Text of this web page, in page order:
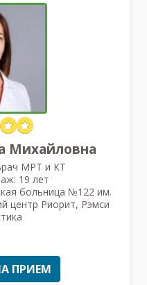
Михайловна
МРТ и КТ
19 лет
больница №122 им.
центр Риорит, Рэмси
ПРИЕМ